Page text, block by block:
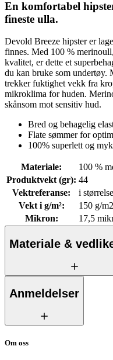
En komfortabel
fineste ulla.
Devold Breeze hipster er
finnes. Med 100 %
kvalitet, er dette et
du kan bruke som undertøy.
trekker fuktighet vekk fra
mikroklima for huden.
skånsom mot sensitiv hud.
Bred og behagelig
Flate sømmer for
100% superlett og
Materiale:
100 %
Produktvekt (gr): 44
Vektreferanse:
i
Vekt i g/m²:
150 g/m2
Mikron: 17,5
Materiale &
Anmeldelser
Om oss